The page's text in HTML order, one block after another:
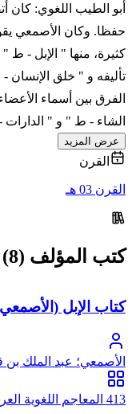
أبو الطيب اللغوي: كان
حفظا. وكان الأصمعي
كثيرة، منها " الإبل -
تأليفه و " خلق
الفرق بين أسماء
الشاء - ط " و "
عرض المزيد
القرن
القرن 03 هـ
كتب المؤلف (8)
كتاب الإبل
الأصمعي؛ عبد الملك
الأصمعي
413 المعاجم اللغوية العربية